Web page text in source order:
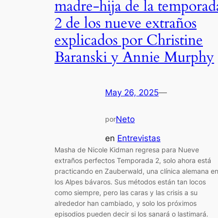
madre-hija de la
2 de los nueve extraños
explicados por Christine
Baranski y Annie Murphy
May 26, 2025—
porNeto
en Entrevistas
Masha de Nicole Kidman regresa para Nueve
extraños perfectos Temporada 2, solo ahora está
practicando en Zauberwald, una clínica alemana en
los Alpes bávaros. Sus métodos están tan locos
como siempre, pero las caras y las crisis a su
alrededor han cambiado, y solo los próximos
episodios pueden decir si los sanará o lastimará.